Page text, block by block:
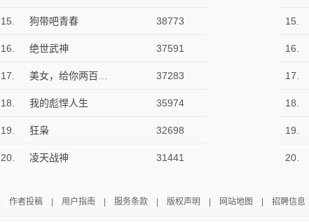
15. 狗带吧青春 38773
16. 绝世武神 37591
17. 37283
18. 我的彪悍人生 35974
19. 狂枭 32698
20. 凌天战神 31441
15.
16.
17.
18.
19.
20.
作者投稿| 用户指南 服务条款| 版权声明 网站地图 招聘信息